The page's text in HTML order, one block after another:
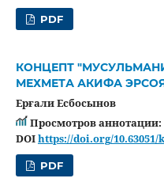
PDF
КОНЦЕПТ
МЕХМЕТА АКИФА
Ерғали Есбосынов
Просмотров аннотации:
DOIhttps://doi.org/10.63051/
PDF